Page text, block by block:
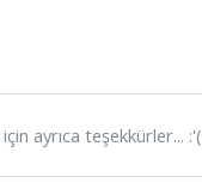
ayrıca teşekkürler... :'(